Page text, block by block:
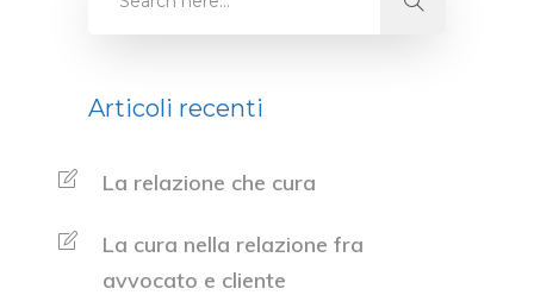
Articoli recenti
La relazione che cura
La cura nella relazione fra
avvocato e cliente